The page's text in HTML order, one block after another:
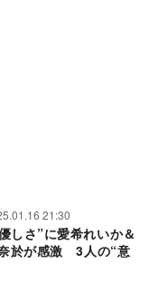
21:30
しさ”に愛希れいか＆
於が感激 3人の“意